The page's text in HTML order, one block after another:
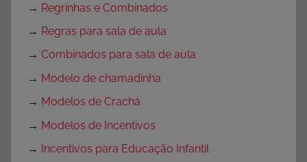
→ Regrinhas e Combinados
→ Regras para sala de aula
→ Combinados para sala de aula
→ Modelo de chamadinha
→ Modelos de Crachá
→ Modelos de Incentivos
→ Incentivos para Educação Infantil